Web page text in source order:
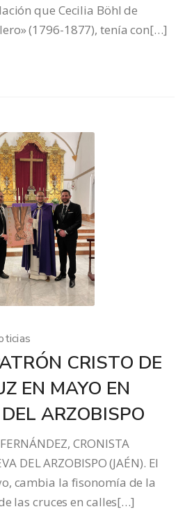
que Cecilia Böhl de
(1796-1877), tenía con[…]
CRISTO DE
EN MAYO EN
ARZOBISPO
CRONISTA
DEL ARZOBISPO (JAÉN). El
cambia la fisonomía de la
las cruces en calles[…]